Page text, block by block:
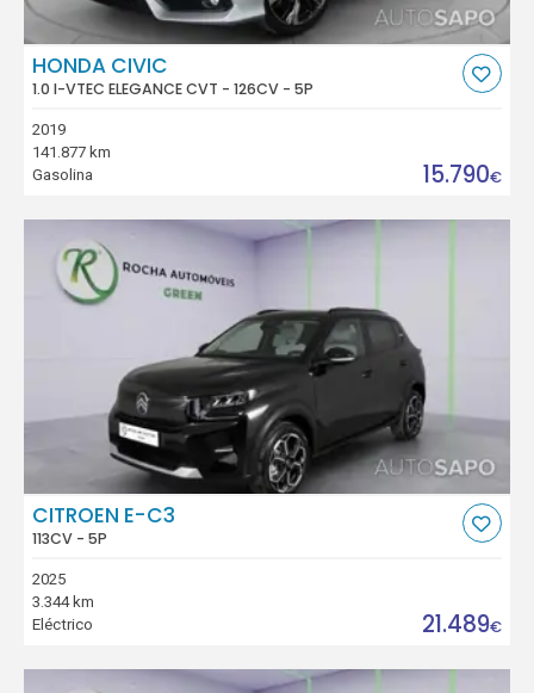
HONDA CIVIC
1.0 I-VTEC ELEGANCE CVT - 126CV - 5P
2019
141.877 km
Gasolina
15.790€
CITROEN E-C3
113CV - 5P
2025
3.344 km
Eléctrico
21.489€